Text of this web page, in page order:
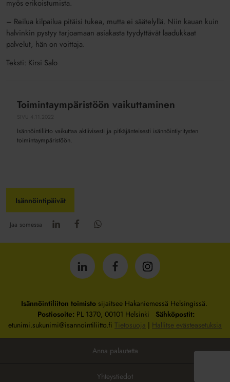
myös erikoistumista.
– Reilua kilpailua pitäisi tukea, mutta ei säätelyllä. Niin kauan kuin
halvinkin pystyy tarjoamaan asiakasta tyydyttävät laadukkaat
palvelut, hän on voittaja.
Teksti: Kirsi Salo
Toimintaympäristöön
Toimintaympäristöön vaikuttaminen
Isännöintiliitto vaikuttaa aktiivisesti ja pitkäjänteisesti isännöintiyritysten
toimintaympäristöön.
Isännöintipäivät
Jaa somessa
Isännöintiliitto
LinkedInissä
Isännöintiliitto
Facebookissa
Isännöintiliitto
Instagrammissa
Isännöintiliiton toimistosijaitsee Hakaniemessä Helsingissä.
Postiosoite: PL 1370, 00101 Helsinki Sähköpostit:
etunimi.sukunimi@isannointiliitto.fi Tietosuoja | Hallitse evästeasetuksia
Anna palautetta
Yhteystiedot